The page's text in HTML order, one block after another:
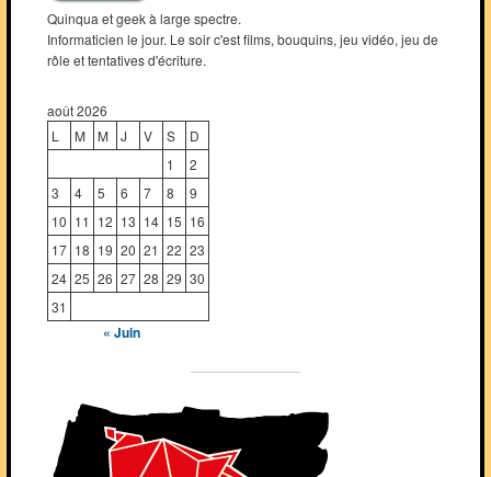
Quinqua et geek à large spectre.
Informaticien le jour. Le soir c'est films, bouquins, jeu vidéo, jeu de
rôle et tentatives d'écriture.
août 2026
L
M M J V S
D
1
2
3
4 5 6 7 8
9
10 11 12 13 14 15 16
17 18 19 20 21 22 23
24 25 26 27 28 29 30
31
« Juin